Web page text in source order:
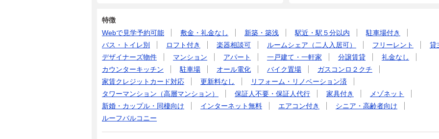
特徴
Webで見学予約可能
敷金・礼金なし 新築・築浅 駅近・駅５分以内
駐車場付き
バス・トイレ別
ロフト付き 楽器相談可 ルームシェア（二人入居可） フリーレント
貸
デザイナーズ物件
マンション アパート 一戸建て・一軒家 分譲賃貸
礼金なし
カウンターキッチン
駐車場 オール電化 バイク置場
ガスコンロ２クチ
家賃クレジットカード対応
更新料なし
リフォーム・リノベーション済
タワーマンション（高層マンション）
保証人不要・保証人代行 家具付き
メゾネット
新婚・カップル・同棲向け
インターネット無料 エアコン付き
シニア・高齢者向け
ルーフバルコニー